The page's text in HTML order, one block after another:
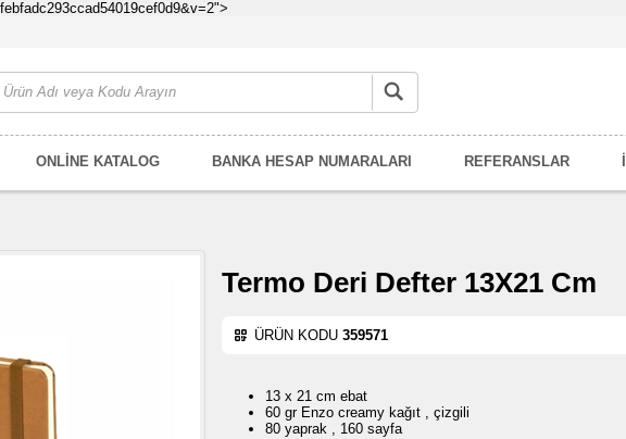
ONLİNE KATALOG BANKA HESAP NUMARALARI REFERANSLAR
Termo Deri Defter 13X21 Cm
ÜRÜN KODU 359571
13 x 21 cm ebat
60 gr Enzo creamy kağıt , çizgili
80 yaprak , 160 sayfa